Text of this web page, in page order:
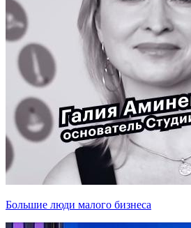
Большие люди малого бизнеса